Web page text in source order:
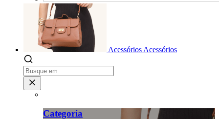
Acessórios Acessórios
Categoria